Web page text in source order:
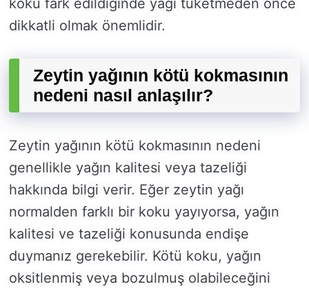
koku fark edildiğinde yağı tüketmeden önce
dikkatli olmak önemlidir.
Zeytin yağının kötü kokmasının
nedeni nasıl anlaşılır?
Zeytin yağının kötü kokmasının nedeni
genellikle yağın kalitesi veya tazeliği
hakkında bilgi verir. Eğer zeytin yağı
normalden farklı bir koku yayıyorsa, yağın
kalitesi ve tazeliği konusunda endişe
duymanız gerekebilir. Kötü koku, yağın
oksitlenmiş veya bozulmuş olabileceğini